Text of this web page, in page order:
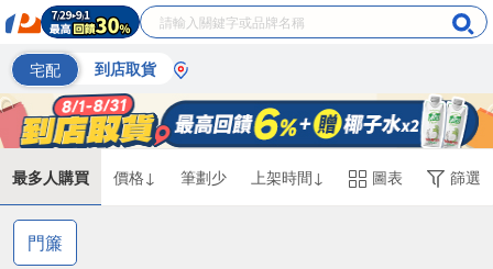
宅配 到店取貨
最多人購買 價格↓ 筆劃少 上架時間↓ 圖表 篩選
門簾